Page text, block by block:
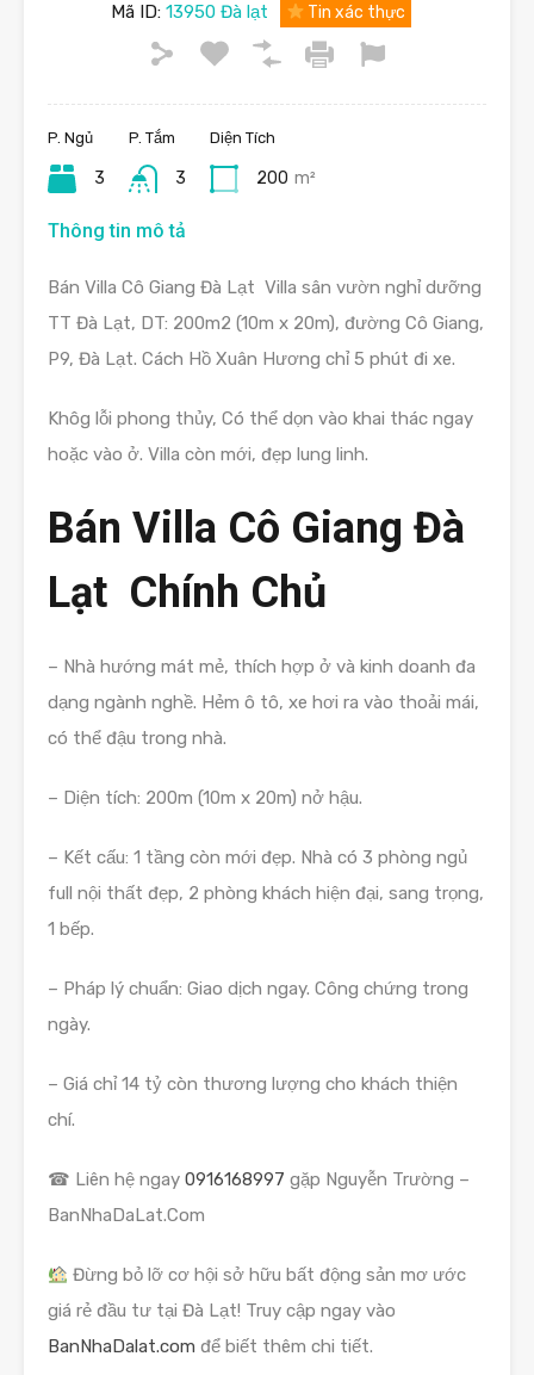
Mã ID:13950 Đà lạt Tin xác thực
P. Ngủ
3
P. Tắm
3
Diện Tích
200 m²
Thông tin mô tả
Bán Villa Cô Giang Đà Lạt Villa sân vườn nghỉ dưỡng
TT Đà Lạt, DT: 200m2 (10m x 20m), đường Cô Giang,
P9, Đà Lạt. Cách Hồ Xuân Hương chỉ 5 phút đi xe.
Khôg lỗi phong thủy, Có thể dọn vào khai thác ngay
hoặc vào ở. Villa còn mới, đẹp lung linh.
Bán Villa Cô Giang Đà
Lạt Chính Chủ
– Nhà hướng mát mẻ, thích hợp ở và kinh doanh đa
dạng ngành nghề. Hẻm ô tô, xe hơi ra vào thoải mái,
có thể đậu trong nhà.
– Diện tích: 200m (10m x 20m) nở hậu.
– Kết cấu: 1 tầng còn mới đẹp. Nhà có 3 phòng ngủ
full nội thất đẹp, 2 phòng khách hiện đại, sang trọng,
1 bếp.
– Pháp lý chuẩn: Giao dịch ngay. Công chứng trong
ngày.
– Giá chỉ 14 tỷ còn thương lượng cho khách thiện
chí.
☎ Liên hệ ngay 0916168997 gặp Nguyễn Trường –
BanNhaDaLat.Com
Đừng bỏ lỡ cơ hội sở hữu bất động sản mơ ước
giá rẻ đầu tư tại Đà Lạt! Truy cập ngay vào
BanNhaDalat.com để biết thêm chi tiết.